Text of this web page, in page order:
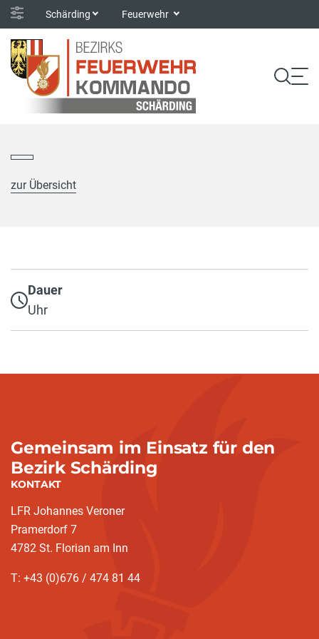
Schärding Feuerwehr
zur Übersicht
Dauer
Uhr
Gemeinsam im Einsatz für den
Bezirk Schärding
KONTAKT
LFR Johannes Veroner
Pramerdorf 7
4782 St. Florian am Inn
T: +43 (0)676 / 474 81 44